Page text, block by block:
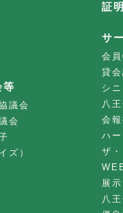
等
議会
会
ズ）
証明
サ
会
貸
シ
八
会
ハ
ザ
展
八